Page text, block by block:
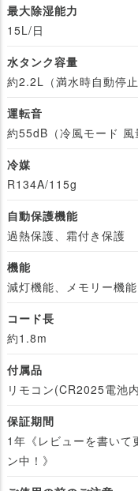
最大除湿能力
15L/日
水タンク容量
約2.2L（満水時自動停止
運転音
約55dB（冷風モード 風
冷媒
R134A/115g
自動保護機能
過熱保護、霜付き保護
機能
減灯機能、メモリー機能
コード長
約1.8m
付属品
リモコン(CR2025電池
保証期間
1年《レビューを書いて
ン中！》